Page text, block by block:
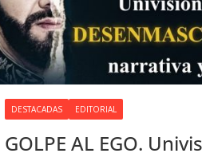
DESTACADAS EDITORIAL
GOLPE AL EGO.